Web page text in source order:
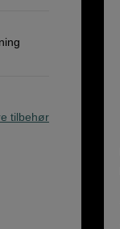
tilbehør